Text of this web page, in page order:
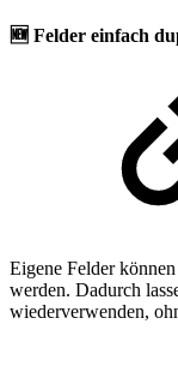
🆕 Felder einfach
Eigene Felder
werden. Dadurch
wiederverwenden,